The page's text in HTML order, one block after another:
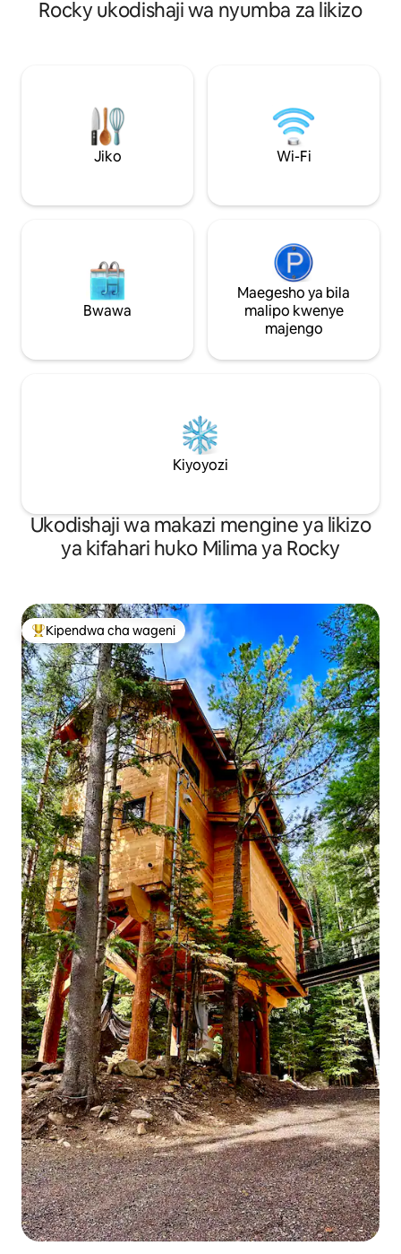
roshani) ✦ Beseni la maji moto la faragha
jimbo, msitu wa kitaifa, matembezi,
uvuvi wa kuruka wenye medali ya
dhahabu na kadhalika ✦ Sitaha kubwa
yenye shimo la moto la gesi, viti vya
lenye sehemu ya kahawa na chai ✦
ekari 35, kijumba
nyota! Dakika
eneo la kula la
Springs! Dakika
Hifadhi ya Taifa
eneo la kuteleza
Rocky ukodishaji wa nyumba za likizo
Jiko Wi-Fi
Bwawa
Maegesho ya bila
malipo kwenye
majengo
Kiyoyozi
Ukodishaji wa makazi mengine ya likizo
ya kifahari huko Milima ya Rocky
Kipendwa maarufu cha wageni
Kipendwa cha wageni